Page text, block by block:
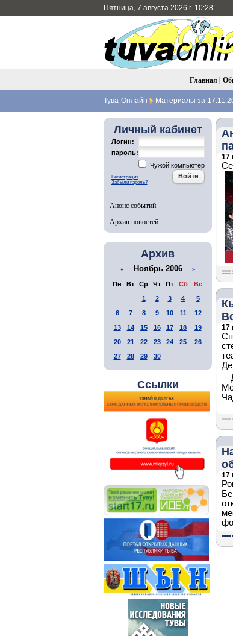
Пятница, 7 августа 2026 г. 10:28
Главная |
Тува-Онлайн Материалы за
Личный кабинет
Логин:
пароль:
Чужой компьютер
Регистрация
Забыли пароль?
Анонс событий
Архив новостей
Архив
« Ноябрь 2006 »
Пн Вт Ср Чт Пт Сб
Вс
1
2 3 4
5
6
7 8 9 10 11
12
13
14 15 16 17 18
19
20
21 22 23 24 25
26
27
28 29 30
Ссылки
17
17
17